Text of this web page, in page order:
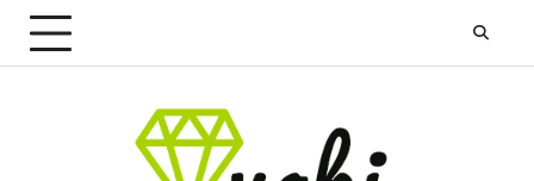
Skip
content